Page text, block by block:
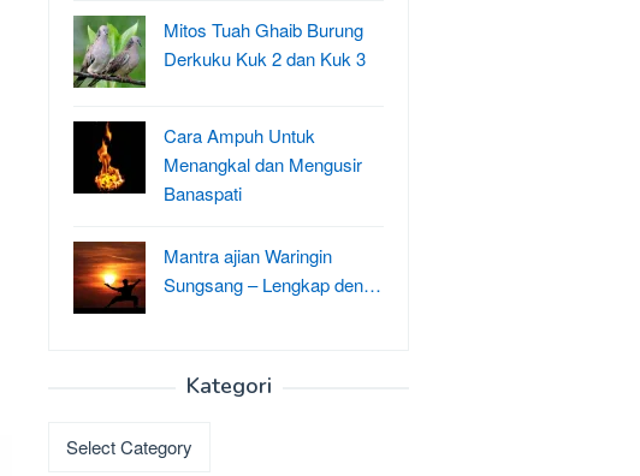
Mitos Tuah Ghaib Burung
Derkuku Kuk 2 dan Kuk 3
Cara Ampuh Untuk
Menangkal dan Mengusir
Banaspati
Mantra ajian Waringin
Sungsang – Lengkap den…
Kategori
Kategori